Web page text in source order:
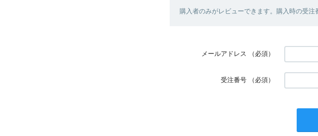
購入者のみがレビューできます。購入時の受注
メールアドレス （必須）
受注番号 （必須）